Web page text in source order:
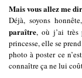
Mais vous allez me
Déjà, soyons
paraître, où j’ai très
princesse, elle se
photo à poster ce
connaître ça ne lui